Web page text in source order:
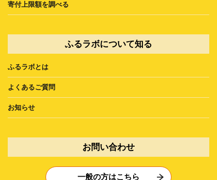
寄付上限額を調べる
ふるラボについて知る
ふるラボとは
よくあるご質問
お知らせ
お問い合わせ
一般の方はこちら